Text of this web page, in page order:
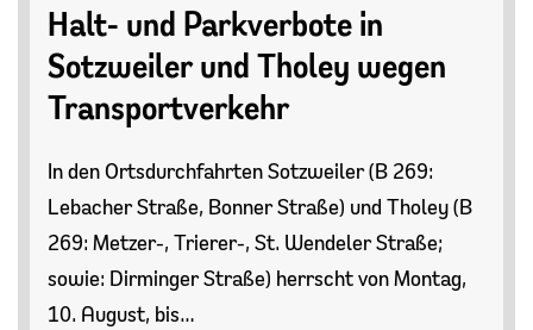
Halt- und Parkverbote in
Sotzweiler und Tholey wegen
Transportverkehr
In den Ortsdurchfahrten Sotzweiler (B 269:
Lebacher Straße, Bonner Straße) und Tholey (B
269: Metzer-, Trierer-, St. Wendeler Straße;
sowie: Dirminger Straße) herrscht von Montag,
10. August, bis…